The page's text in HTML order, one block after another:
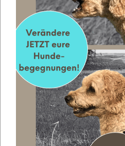
Wenn du solche Details bei
entgegenkommenden Hund
Klaren sein, dass es
Begegnung wird. Mindestens
fühlt sich in der Situation
und du solltest überlegen, ob
einen Gefallen tust, wenn er
muss. Hier macht es Sinn,
unterstützen. Viele Hunde
nicht mehr in der Lage
obwohl sie eigentlich mehr